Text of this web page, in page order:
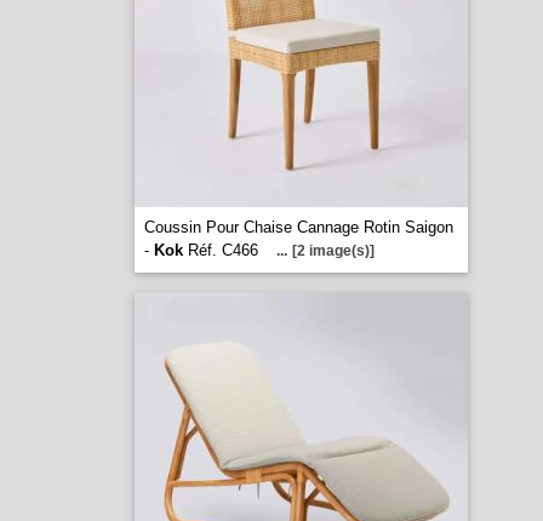
Coussin Pour Chaise Cannage Rotin Saigon
- KokRéf. C466 ... [2 image(s)]